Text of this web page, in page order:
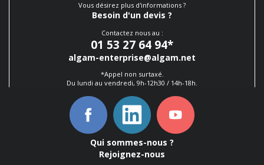
Vous désirez plus d'informations ?
Besoin d'un devis ?
Contactez nous au :
01 53 27 64 94*
algam-enterprise@algam.net
*Appel non surtaxé.
Du lundi au vendredi, 9h-12h30 / 14h-18h.
Qui sommes-nous ?
Rejoignez-nous